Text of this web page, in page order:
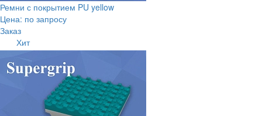
Ремни с покрытием PU yellow
Цена: по запросу
Заказ
Хит